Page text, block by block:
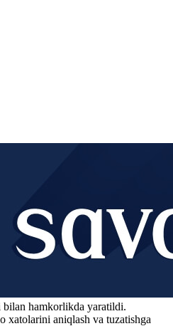
bilan hamkorlikda yaratildi.
xatolarini aniqlash va tuzatishga